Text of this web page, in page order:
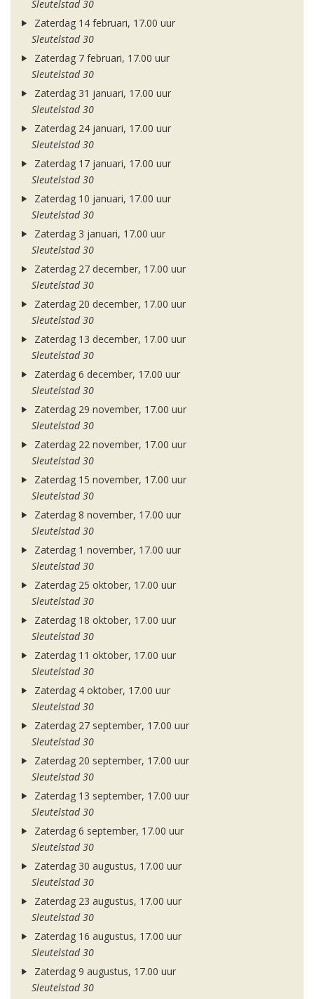
Sleutelstad 30
Zaterdag 14 februari, 17.00 uur
Sleutelstad 30
Zaterdag 7 februari, 17.00 uur
Sleutelstad 30
Zaterdag 31 januari, 17.00 uur
Sleutelstad 30
Zaterdag 24 januari, 17.00 uur
Sleutelstad 30
Zaterdag 17 januari, 17.00 uur
Sleutelstad 30
Zaterdag 10 januari, 17.00 uur
Sleutelstad 30
Zaterdag 3 januari, 17.00 uur
Sleutelstad 30
Zaterdag 27 december, 17.00 uur
Sleutelstad 30
Zaterdag 20 december, 17.00 uur
Sleutelstad 30
Zaterdag 13 december, 17.00 uur
Sleutelstad 30
Zaterdag 6 december, 17.00 uur
Sleutelstad 30
Zaterdag 29 november, 17.00 uur
Sleutelstad 30
Zaterdag 22 november, 17.00 uur
Sleutelstad 30
Zaterdag 15 november, 17.00 uur
Sleutelstad 30
Zaterdag 8 november, 17.00 uur
Sleutelstad 30
Zaterdag 1 november, 17.00 uur
Sleutelstad 30
Zaterdag 25 oktober, 17.00 uur
Sleutelstad 30
Zaterdag 18 oktober, 17.00 uur
Sleutelstad 30
Zaterdag 11 oktober, 17.00 uur
Sleutelstad 30
Zaterdag 4 oktober, 17.00 uur
Sleutelstad 30
Zaterdag 27 september, 17.00 uur
Sleutelstad 30
Zaterdag 20 september, 17.00 uur
Sleutelstad 30
Zaterdag 13 september, 17.00 uur
Sleutelstad 30
Zaterdag 6 september, 17.00 uur
Sleutelstad 30
Zaterdag 30 augustus, 17.00 uur
Sleutelstad 30
Zaterdag 23 augustus, 17.00 uur
Sleutelstad 30
Zaterdag 16 augustus, 17.00 uur
Sleutelstad 30
Zaterdag 9 augustus, 17.00 uur
Sleutelstad 30